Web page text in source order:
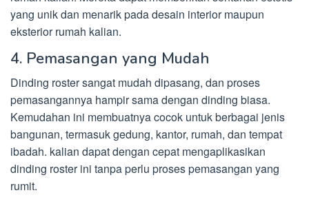
yang unik dan menarik pada desain interior maupun
eksterior rumah kalian.
4. Pemasangan yang Mudah
Dinding roster sangat mudah dipasang, dan proses
pemasangannya hampir sama dengan dinding biasa.
Kemudahan ini membuatnya cocok untuk berbagai jenis
bangunan, termasuk gedung, kantor, rumah, dan tempat
ibadah. kalian dapat dengan cepat mengaplikasikan
dinding roster ini tanpa perlu proses pemasangan yang
rumit.